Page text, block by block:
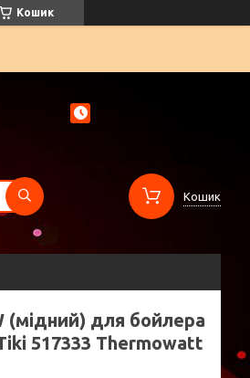
Кошик
Кошик
(мідний) для бойлера
517333 Thermowatt